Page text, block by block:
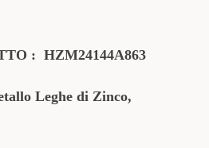
: HZM24144A863
Leghe di Zinco,